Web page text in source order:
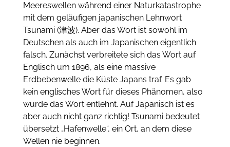
Meereswellen während einer Naturkatastrophe
mit dem geläufigen japanischen Lehnwort
Tsunami (津波). Aber das Wort ist sowohl im
Deutschen als auch im Japanischen eigentlich
falsch. Zunächst verbreitete sich das Wort auf
Englisch um 1896, als eine massive
Erdbebenwelle die Küste Japans traf. Es gab
kein englisches Wort für dieses Phänomen, also
wurde das Wort entlehnt. Auf Japanisch ist es
aber auch nicht ganz richtig! Tsunami bedeutet
übersetzt „Hafenwelle“, ein Ort, an dem diese
Wellen nie beginnen.